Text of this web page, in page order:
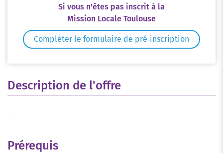
Description de l'offre
- -
Prérequis
Si vous n'êtes pas inscrit à la
Mission Locale Toulouse
Compléter le formulaire de pré‑inscription